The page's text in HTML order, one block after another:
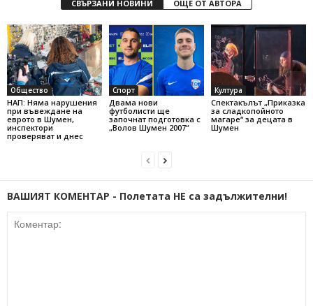
СВЪРЗАНИ НОВИНИ ОЩЕ ОТ АВТОРА
Общество
НАП: Няма нарушения
при въвеждане на
еврото в Шумен,
инспектори
проверяват и днес
Спорт
Двама нови
футболисти ще
започнат подготовка с
„Волов Шумен 2007“
Култура
Спектакълът „Приказка
за сладкопойното
магаре“ за децата в
Шумен
ВАШИЯТ КОМЕНТАР - Полетата НЕ са задължителни!